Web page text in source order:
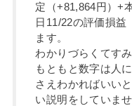
定（+81,864円）+
日11/22の評価損益
ます。
わかりづらくてす
もともと数字は人
さえわかればいい
い説明をしていませ